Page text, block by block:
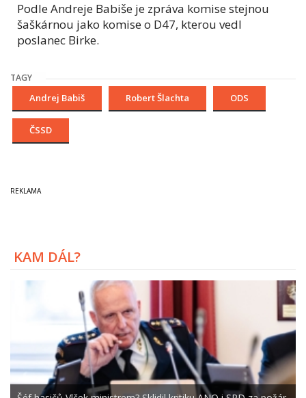
Podle Andreje Babiše je zpráva komise stejnou
šaškárnou jako komise o D47, kterou vedl
poslanec Birke.
TAGY
Andrej Babiš Robert Šlachta ODS
ČSSD
KAM DÁL?